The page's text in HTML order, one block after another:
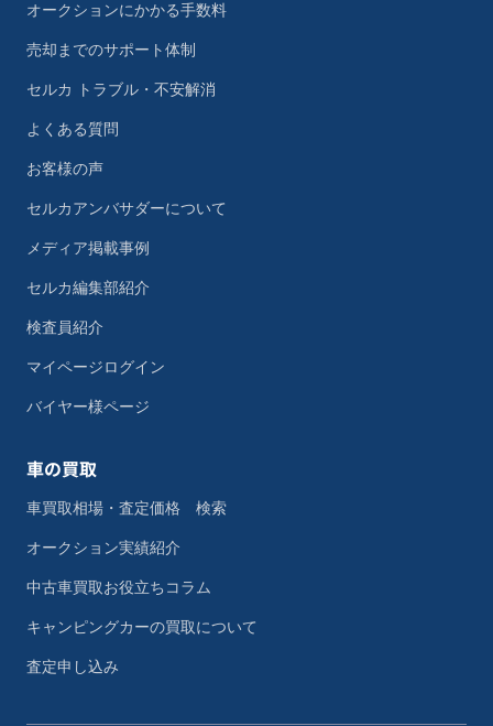
オークションにかかる手数料
売却までのサポート体制
セルカ トラブル・不安解消
よくある質問
お客様の声
セルカアンバサダーについて
メディア掲載事例
セルカ編集部紹介
検査員紹介
マイページログイン
バイヤー様ページ
車の買取
車買取相場・査定価格 検索
オークション実績紹介
中古車買取お役立ちコラム
キャンピングカーの買取について
査定申し込み